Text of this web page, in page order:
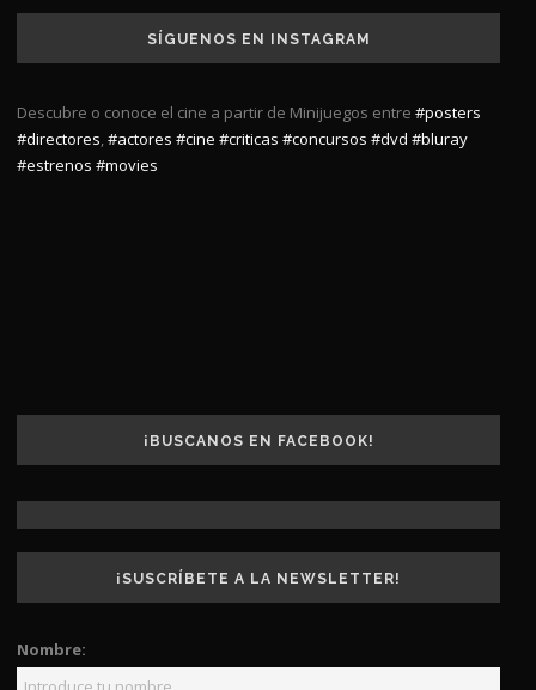
SÍGUENOS EN INSTAGRAM
Descubre o conoce el cine a partir de Minijuegos entre #posters
#directores,#actores #cine #criticas #concursos #dvd #bluray
#estrenos #movies
¡BUSCANOS EN FACEBOOK!
¡SUSCRÍBETE A LA NEWSLETTER!
Nombre: